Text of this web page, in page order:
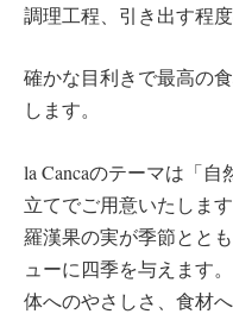
調理工程、引き出す程
確かな目利きで最高の
します。
la Cancaのテーマは「
立てでご用意いたします
羅漢果の実が季節とと
ューに四季を与えます。
体へのやさしさ、食材